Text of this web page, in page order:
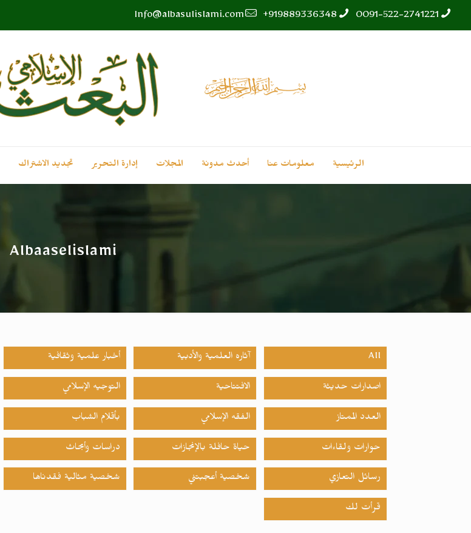
0091-522-2741221
919889336348+
Info@albasulislami.com
الرئيسية معلومات عنا أحدث مدونة المجلات إدارة التحرير تجديد الاشتراك
Albaaselislami
All آثاره العلمية والأدبية أخبار علمية وثقافية
اصدارات حدیثة الافتتاحية التوجيه الإسلامي
العدد الممتاز الفقه الإسلامي بأقلام الشباب
حوارات ولقاءات حياة حافلة بالإنجازات دراسات وأبحاث
رسائل التعازي شخصية أعجبتني شخصية مثالية فقدناها
قرأت لك